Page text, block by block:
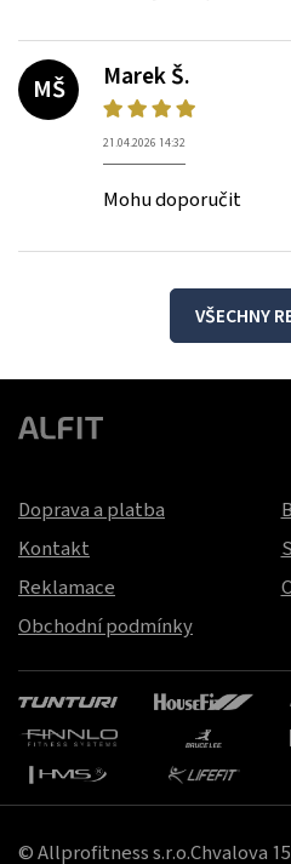
MŠ
Marek Š.
21.04.2026 14:32
Mohu doporučit
VŠECHNY
Doprava a platba
Kontakt
Reklamace
Obchodní podmínky
© Allprofitness s.r.o.Chvalova